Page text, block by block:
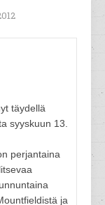
täydellä
syyskuun 13.
perjantaina
ja